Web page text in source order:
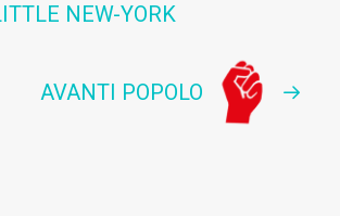
NEW-YORK
AVANTI POPOLO